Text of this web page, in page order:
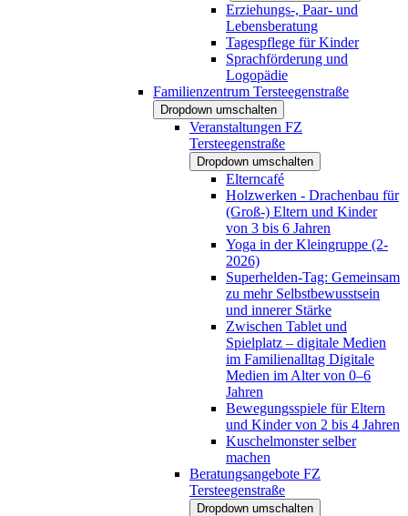
Erziehungs-, Paar- und
Lebensberatung
Tagespflege für Kinder
Sprachförderung und
Logopädie
Familienzentrum Tersteegenstraße
Dropdown umschalten
Veranstaltungen FZ
Tersteegenstraße
Dropdown umschalten
Elterncafé
Holzwerken - Drachenbau für
(Groß-) Eltern und Kinder
von 3 bis 6 Jahren
Yoga in der Kleingruppe (2-
2026)
Superhelden-Tag: Gemeinsam
zu mehr Selbstbewusstsein
und innerer Stärke
Zwischen Tablet und
Spielplatz – digitale Medien
im Familienalltag Digitale
Medien im Alter von 0–6
Jahren
Bewegungsspiele für Eltern
und Kinder von 2 bis 4 Jahren
Kuschelmonster selber
machen
Beratungsangebote FZ
Tersteegenstraße
Dropdown umschalten